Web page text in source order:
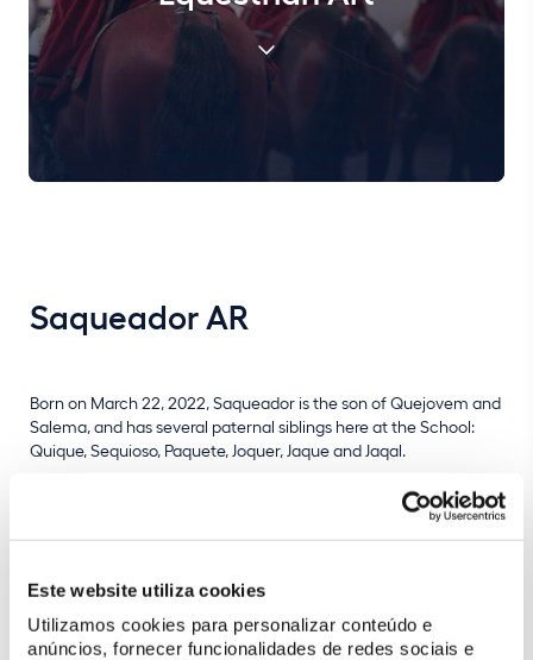
Este website utiliza cookies
Utilizamos cookies para personalizar conteúdo e
anúncios, fornecer funcionalidades de redes sociais e
Saqueador AR
Born on March 22, 2022, Saqueador is the son of Quejovem and
Salema, and has several paternal siblings here at the School:
Quique, Sequioso, Paquete, Joquer, Jaque and Jaqal.
Saqueador is a very curious and friendly horse, still in his
LEARN MORE